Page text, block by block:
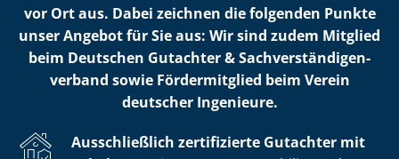
vor Ort aus. Dabei zeichnen die folgenden Punkte
unser Angebot für Sie aus: Wir sind zudem Mitglied
beim Deutschen Gutachter & Sach­ver­stän­di­gen­
ver­band sowie Fördermitglied beim Verein
deutscher Ingenieure.
Ausschließlich zertifizierte Gutachter mit